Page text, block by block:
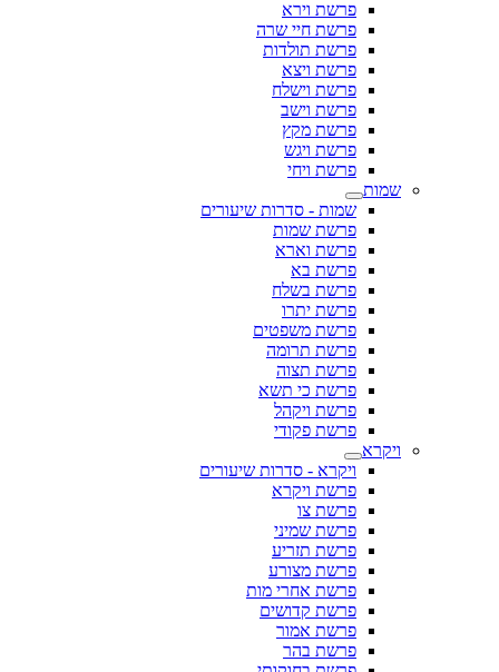
פרשת וירא
פרשת חיי שרה
פרשת תולדות
פרשת ויצא
פרשת וישלח
פרשת וישב
פרשת מקץ
פרשת ויגש
פרשת ויחי
שמות
שמות - סדרות שיעורים
פרשת שמות
פרשת וארא
פרשת בא
פרשת בשלח
פרשת יתרו
פרשת משפטים
פרשת תרומה
פרשת תצוה
פרשת כי תשא
פרשת ויקהל
פרשת פקודי
ויקרא
ויקרא - סדרות שיעורים
פרשת ויקרא
פרשת צו
פרשת שמיני
פרשת תזריע
פרשת מצורע
פרשת אחרי מות
פרשת קדושים
פרשת אמור
פרשת בהר